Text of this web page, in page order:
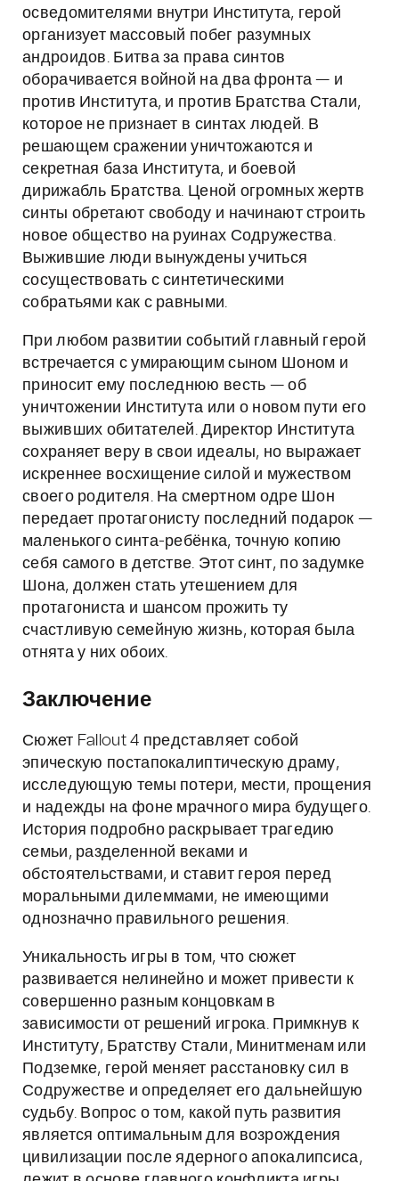
осведомителями внутри Института, герой
организует массовый побег разумных
андроидов. Битва за права синтов
оборачивается войной на два фронта — и
против Института, и против Братства Стали,
которое не признает в синтах людей. В
решающем сражении уничтожаются и
секретная база Института, и боевой
дирижабль Братства. Ценой огромных жертв
синты обретают свободу и начинают строить
новое общество на руинах Содружества.
Выжившие люди вынуждены учиться
сосуществовать с синтетическими
собратьями как с равными.
При любом развитии событий главный герой
встречается с умирающим сыном Шоном и
приносит ему последнюю весть — об
уничтожении Института или о новом пути его
выживших обитателей. Директор Института
сохраняет веру в свои идеалы, но выражает
искреннее восхищение силой и мужеством
своего родителя. На смертном одре Шон
передает протагонисту последний подарок —
маленького синта-ребёнка, точную копию
себя самого в детстве. Этот синт, по задумке
Шона, должен стать утешением для
протагониста и шансом прожить ту
счастливую семейную жизнь, которая была
отнята у них обоих.
Заключение
Сюжет Fallout 4 представляет собой
эпическую постапокалиптическую драму,
исследующую темы потери, мести, прощения
и надежды на фоне мрачного мира будущего.
История подробно раскрывает трагедию
семьи, разделенной веками и
обстоятельствами, и ставит героя перед
моральными дилеммами, не имеющими
однозначно правильного решения.
Уникальность игры в том, что сюжет
развивается нелинейно и может привести к
совершенно разным концовкам в
зависимости от решений игрока. Примкнув к
Институту, Братству Стали, Минитменам или
Подземке, герой меняет расстановку сил в
Содружестве и определяет его дальнейшую
судьбу. Вопрос о том, какой путь развития
является оптимальным для возрождения
цивилизации после ядерного апокалипсиса,